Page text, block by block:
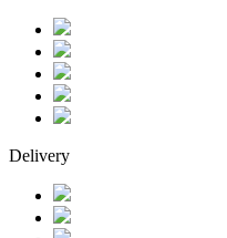
Delivery